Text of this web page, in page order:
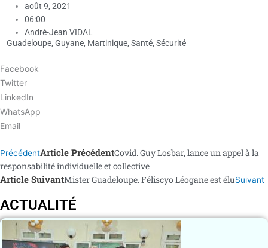
août 9, 2021
06:00
André-Jean VIDAL
Guadeloupe, Guyane, Martinique, Santé, Sécurité
Facebook
Twitter
LinkedIn
WhatsApp
Email
PrécédentArticle PrécédentCovid. Guy Losbar, lance un appel à la
responsabilité individuelle et collective
Article SuivantMister Guadeloupe. Féliscyo Léogane est éluSuivant
ACTUALITÉ